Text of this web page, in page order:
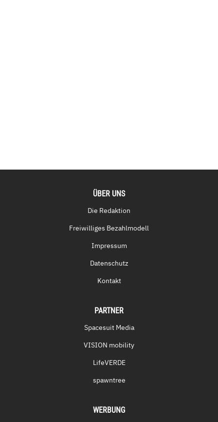
ÜBER UNS
Die Redaktion
Freiwilliges Bezahlmodell
Impressum
Datenschutz
Kontakt
PARTNER
Spacesuit Media
VISION mobility
LifeVERDE
spawntree
WERBUNG